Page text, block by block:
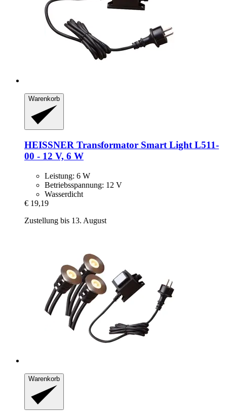
Warenkorb
HEISSNER Transformator Smart Light L511-​
00 -​ 12 V, 6 W
Leistung: 6 W
Betriebsspannung: 12 V
Wasserdicht
€ 19,19
Zustellung bis 13. August
Warenkorb